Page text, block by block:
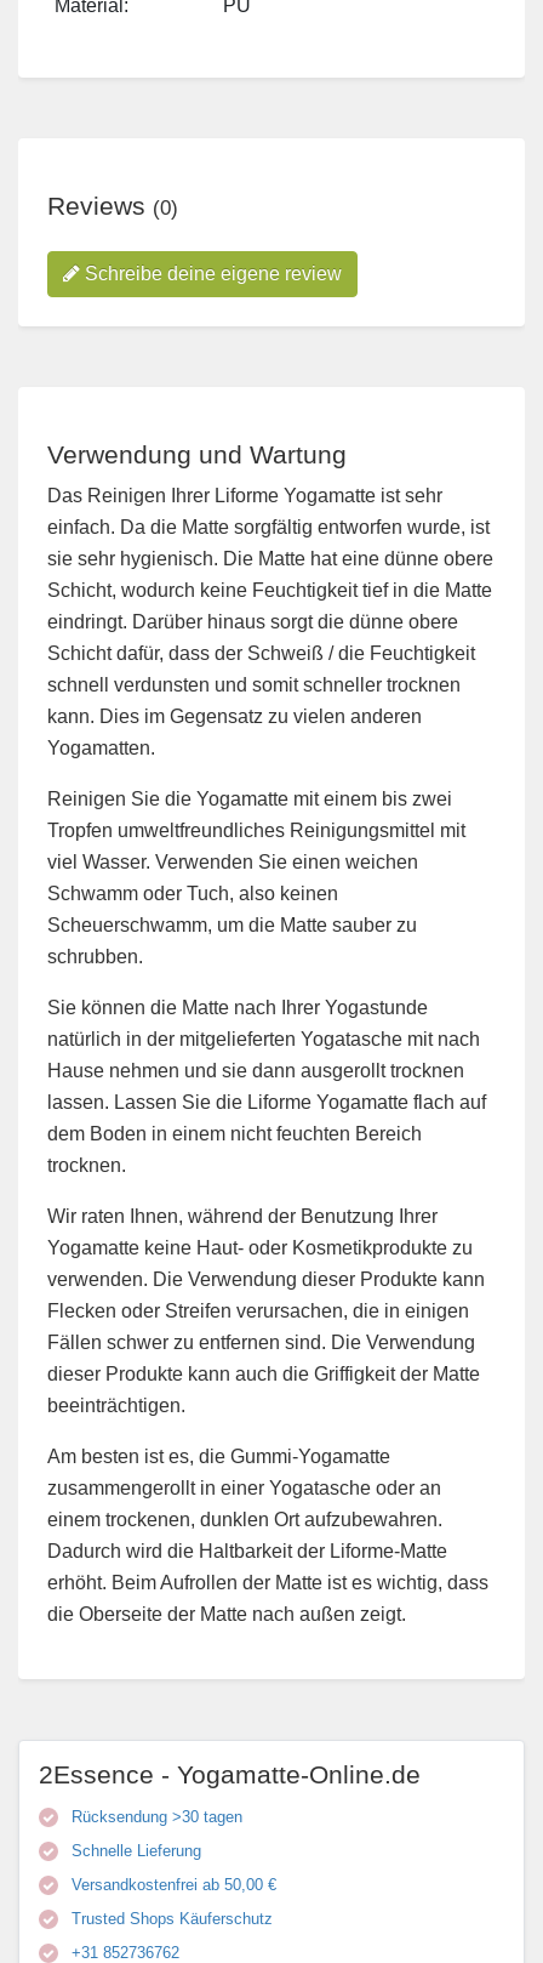
Material: PU
Reviews (0)
Schreibe deine eigene review
Verwendung und Wartung
Das Reinigen Ihrer Liforme Yogamatte ist sehr
einfach. Da die Matte sorgfältig entworfen wurde, ist
sie sehr hygienisch. Die Matte hat eine dünne obere
Schicht, wodurch keine Feuchtigkeit tief in die Matte
eindringt. Darüber hinaus sorgt die dünne obere
Schicht dafür, dass der Schweiß / die Feuchtigkeit
schnell verdunsten und somit schneller trocknen
kann. Dies im Gegensatz zu vielen anderen
Yogamatten.
Reinigen Sie die Yogamatte mit einem bis zwei
Tropfen umweltfreundliches Reinigungsmittel mit
viel Wasser. Verwenden Sie einen weichen
Schwamm oder Tuch, also keinen
Scheuerschwamm, um die Matte sauber zu
schrubben.
Sie können die Matte nach Ihrer Yogastunde
natürlich in der mitgelieferten Yogatasche mit nach
Hause nehmen und sie dann ausgerollt trocknen
lassen. Lassen Sie die Liforme Yogamatte flach auf
dem Boden in einem nicht feuchten Bereich
trocknen.
Wir raten Ihnen, während der Benutzung Ihrer
Yogamatte keine Haut- oder Kosmetikprodukte zu
verwenden. Die Verwendung dieser Produkte kann
Flecken oder Streifen verursachen, die in einigen
Fällen schwer zu entfernen sind. Die Verwendung
dieser Produkte kann auch die Griffigkeit der Matte
beeinträchtigen.
Am besten ist es, die Gummi-Yogamatte
zusammengerollt in einer Yogatasche oder an
einem trockenen, dunklen Ort aufzubewahren.
Dadurch wird die Haltbarkeit der Liforme-Matte
erhöht. Beim Aufrollen der Matte ist es wichtig, dass
die Oberseite der Matte nach außen zeigt.
2Essence - Yogamatte-Online.de
Rücksendung >30 tagen
Schnelle Lieferung
Versandkostenfrei ab 50,00 €
Trusted Shops Käuferschutz
+31 852736762